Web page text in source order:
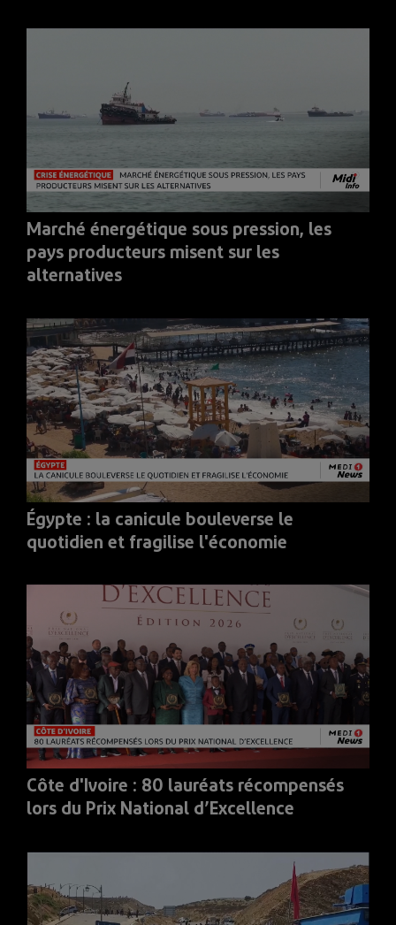
Marché énergétique sous pression, les
pays producteurs misent sur les
alternatives
Égypte : la canicule bouleverse le
quotidien et fragilise l'économie
Côte d'Ivoire : 80 lauréats récompensés
lors du Prix National d’Excellence